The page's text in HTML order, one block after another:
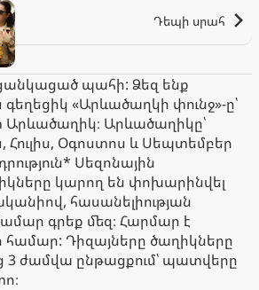
Դեպի սրահ
պահի: Ձեզ ենք
գեղեցիկ «Արևածաղկի փունջ»-ը՝
Արևածաղիկ։ Արևածաղիկը՝
Հուլիս, Օգոստոս և Սեպտեմբեր
Սեզոնային
կարող են փոխարինվել
հասանելիության
գրեք մեզ։ Հարմար է
համար: Դիզայները ծաղիկները
ժամվա ընթացքում՝ պատվերը